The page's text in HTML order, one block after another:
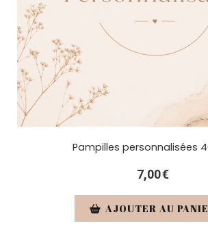
Pampilles personnalisées
7,00€
AJOUTER AU